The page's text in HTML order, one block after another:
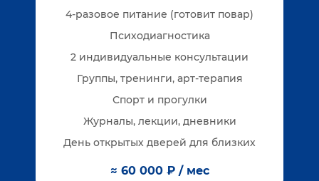
4-разовое питание (готовит повар)
Психодиагностика
2 индивидуальные консультации
Группы, тренинги, арт-терапия
Спорт и прогулки
Журналы, лекции, дневники
День открытых дверей для близких
≈ 60 000 ₽ / мес